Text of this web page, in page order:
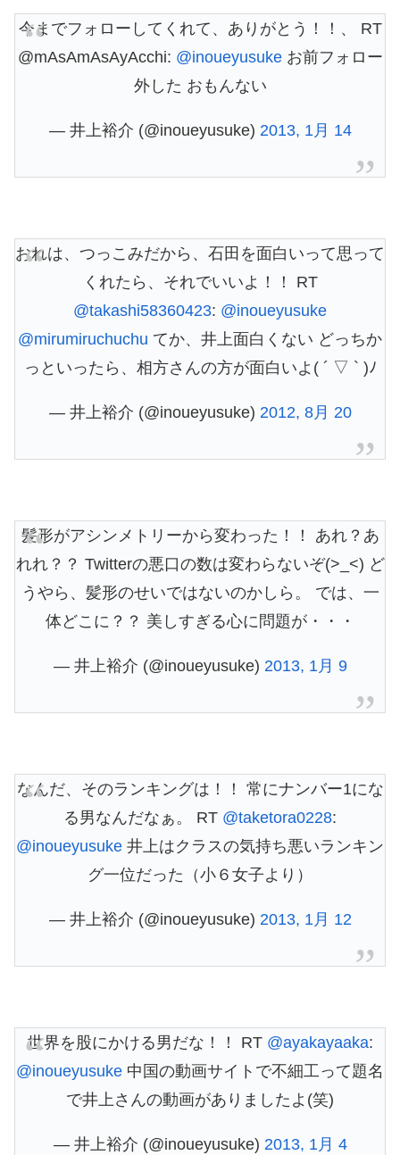
今までフォローしてくれて、ありがとう！！、 RT
@mAsAmAsAyAcchi: @inoueyusukeお前フォロー
外した おもんない
— 井上裕介 (@inoueyusuke) 2013, 1月 14
おれは、つっこみだから、石田を面白いって思って
くれたら、それでいいよ！！ RT
@takashi58360423: @inoueyusuke
@mirumiruchuchu てか、井上面白くない どっちか
っといったら、相方さんの方が面白いよ( ´ ▽ ` )ﾉ
— 井上裕介 (@inoueyusuke) 2012, 8月 20
髪形がアシンメトリーから変わった！！ あれ？あ
れれ？？ Twitterの悪口の数は変わらないぞ(>_<) ど
うやら、髪形のせいではないのかしら。 では、一
体どこに？？ 美しすぎる心に問題が・・・
— 井上裕介 (@inoueyusuke) 2013, 1月 9
なんだ、そのランキングは！！ 常にナンバー1にな
る男なんだなぁ。 RT @taketora0228:
@inoueyusuke 井上はクラスの気持ち悪いランキン
グ一位だった（小６女子より）
— 井上裕介 (@inoueyusuke) 2013, 1月 12
世界を股にかける男だな！！ RT @ayakayaaka:
@inoueyusuke 中国の動画サイトで不細工って題名
で井上さんの動画がありましたよ(笑)
— 井上裕介 (@inoueyusuke) 2013, 1月 4